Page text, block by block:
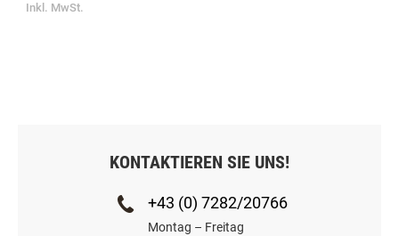
Inkl. MwSt.
KONTAKTIEREN SIE UNS!
+43 (0) 7282/20766
Montag – Freitag